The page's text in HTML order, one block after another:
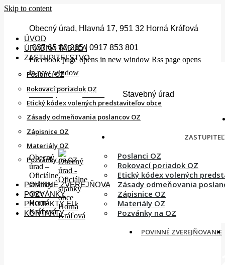
Skip to content
Obecný úrad, Hlavná 17, 951 32 Horná Kráľová
037 65 80 265 | 0917 853 801
Facebook page opens in new window Rss page opens
in new window
oznamy
VOĽBY Stavebný úrad
Obecný
úrad –
Oficiálne
stránky
obce
Horná
Kráľová
Poslanci OZ
Rokovací poriadok OZ
Etický kódex volených
Zásady odmeňovania
Zápisnice OZ
Materiály OZ
Pozvánky na OZ
POVINNÉ ZVEREJŇOVANIE
ÚVOD
ÚRADNÁ TABUĽA
ZASTUPITEĽSTVO
Poslanci OZ
Rokovací poriadok OZ
Etický kódex volených predstaviteľov obce
Zásady odmeňovania poslancov OZ
Zápisnice OZ
Materiály OZ
Pozvánky na OZ
POVINNÉ ZVEREJŇOVANIE
POZVÁNKY
PROJEKTY EU
KONTAKTY